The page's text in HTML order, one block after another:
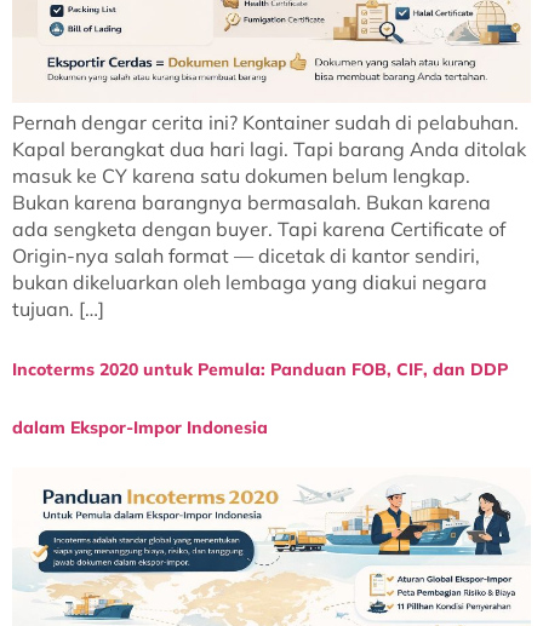
Pernah dengar cerita ini? Kontainer sudah di pelabuhan.
Kapal berangkat dua hari lagi. Tapi barang Anda ditolak
masuk ke CY karena satu dokumen belum lengkap.
Bukan karena barangnya bermasalah. Bukan karena
ada sengketa dengan buyer. Tapi karena Certificate of
Origin-nya salah format — dicetak di kantor sendiri,
bukan dikeluarkan oleh lembaga yang diakui negara
tujuan. […]
Incoterms 2020 untuk Pemula: Panduan FOB, CIF, dan DDP
dalam Ekspor-Impor Indonesia